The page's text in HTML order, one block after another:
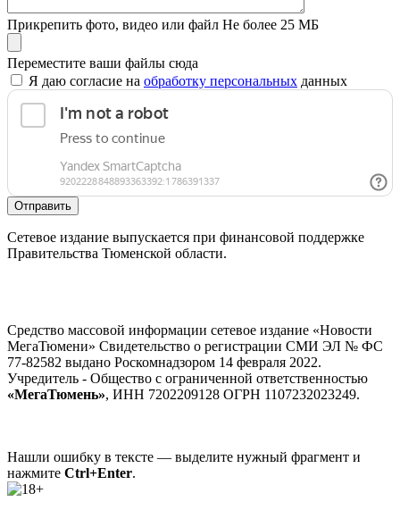
Прикрепить фото, видео или файл Не более 25 МБ
Переместите ваши файлы сюда
Я даю согласие на обработку персональных данных
Отправить
Сетевое издание выпускается при финансовой поддержке
Правительства Тюменской области.
Средство массовой информации сетевое издание «Новости
МегаТюмени» Свидетельство о регистрации СМИ ЭЛ № ФС
77-82582 выдано Роскомнадзором 14 февраля 2022.
Учредитель - Общество с ограниченной ответственностью
«МегаТюмень», ИНН 7202209128 ОГРН 1107232023249.
Нашли ошибку в тексте — выделите нужный фрагмент и
нажмите Ctrl+Enter.